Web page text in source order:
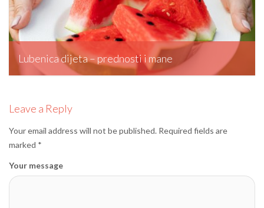
Lubenica dijeta – prednosti i mane
Leave a Reply
Your email address will not be published. Required fields are
marked *
Your message